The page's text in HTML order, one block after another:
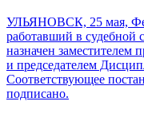
УЛЬЯНОВСК, 25 мая,
работавший в судебной
назначен заместителем
и председателем
Соответствующее
подписано.